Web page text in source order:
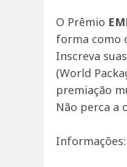
O Prêmio
forma como
Inscreva
(World
premiação
Não perca a
Informações: